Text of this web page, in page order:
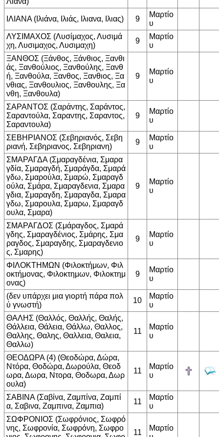
ΙΛΙΑΝΑ (Ιλιάνα, Ιλιάς, Ιλιανα, Ιλιας) 9
Μαρτίο
υ
ΛΥΣΙΜΑΧΟΣ (Λυσίμαχος, Λυσιμά
χη, Λυσιμαχος, Λυσιμαχη)
9
Μαρτίο
υ
ΞΑΝΘΟΣ (Ξάνθος, Ξάνθιος, Ξανθι
άς, Ξανθούλιος, Ξανθούλης, Ξανθ
ή, Ξανθούλα, Ξανθος, Ξανθιος, Ξα
νθιας, Ξανθουλιος, Ξανθουλης, Ξα
νθη, Ξανθουλα)
9
Μαρτίο
υ
ΣΑΡΑΝΤΟΣ (Σαράντης, Σαράντος,
Σαραντούλα, Σαραντης, Σαραντος,
Σαραντουλα)
9
Μαρτίο
υ
ΣΕΒΗΡΙΑΝΟΣ (Σεβηριανός, Σεβη
ριανή, Σεβηριανος, Σεβηριανη)
9
Μαρτίο
υ
ΣΜΑΡΑΓΔΑ (Σμαραγδένια, Σμαρα
γδία, Σμαραγδή, Σμαράγδα, Σμαρά
γδω, Σμαρούλα, Σμαρώ, Σμαραγδ
ούλα, Σμάρα, Σμαραγδενια, Σμαρα
γδια, Σμαραγδη, Σμαραγδα, Σμαρα
γδω, Σμαρουλα, Σμαρω, Σμαραγδ
ουλα, Σμαρα)
9
Μαρτίο
υ
ΣΜΑΡΑΓΔΟΣ (Σμάραγδος, Σμαρά
γδης, Σμαραγδένιος, Σμάρης, Σμα
ραγδος, Σμαραγδης, Σμαραγδενιο
ς, Σμαρης)
9
Μαρτίο
υ
ΦΙΛΟΚΤΗΜΩΝ (Φιλοκτήμων, Φιλ
οκτήμονας, Φιλοκτημων, Φιλοκτημ
ονας)
9
Μαρτίο
υ
(δεν υπάρχει μια γιορτή πάρα πολ
ύ γνωστή)
10
Μαρτίο
υ
ΘΑΛΗΣ (Θαλλός, Θαλλής, Θαλής,
Θάλλεια, Θάλεια, Θάλλω, Θαλλος,
Θαλλης, Θαλης, Θαλλεια, Θαλεια,
Θαλλω)
11
Μαρτίο
υ
ΘΕΟΔΩΡΑ (4) (Θεοδώρα, Δώρα,
Ντόρα, Θοδώρα, Δωρούλα, Θεοδ
ωρα, Δωρα, Ντορα, Θοδωρα, Δωρ
ουλα)
11
Μαρτίο
υ
ΣΑΒΙΝΑ (Σαβίνα, Ζαμπίνα, Ζαμπί
α, Σαβινα, Ζαμπινα, Ζαμπια)
11
Μαρτίο
υ
ΣΩΦΡΟΝΙΟΣ (Σωφρόνιος, Σωφρό
νης, Σωφρονία, Σωφρόνη, Σωφρο
11
Μαρτίο